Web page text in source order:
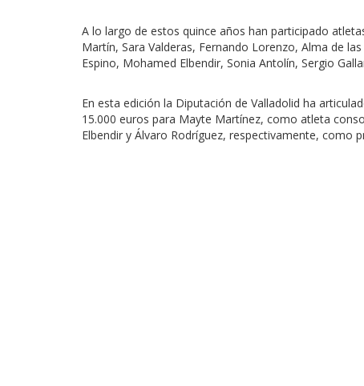
A lo largo de estos quince años han participado
Martín, Sara Valderas, Fernando Lorenzo, Alma de
Espino, Mohamed Elbendir, Sonia Antolín, Sergio
En esta edición la Diputación de Valladolid ha
15.000 euros para Mayte Martínez, como atleta
Elbendir y Álvaro Rodríguez, respectivamente, como